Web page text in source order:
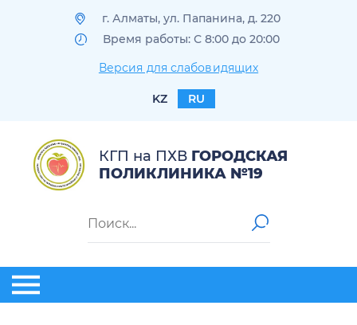
г. Алматы, ул. Папанина, д. 220
Время работы: С 8:00 до 20:00
Версия для слабовидящих
KZ RU
КГП на ПХВ ГОРОДСКАЯ
ПОЛИКЛИНИКА №19